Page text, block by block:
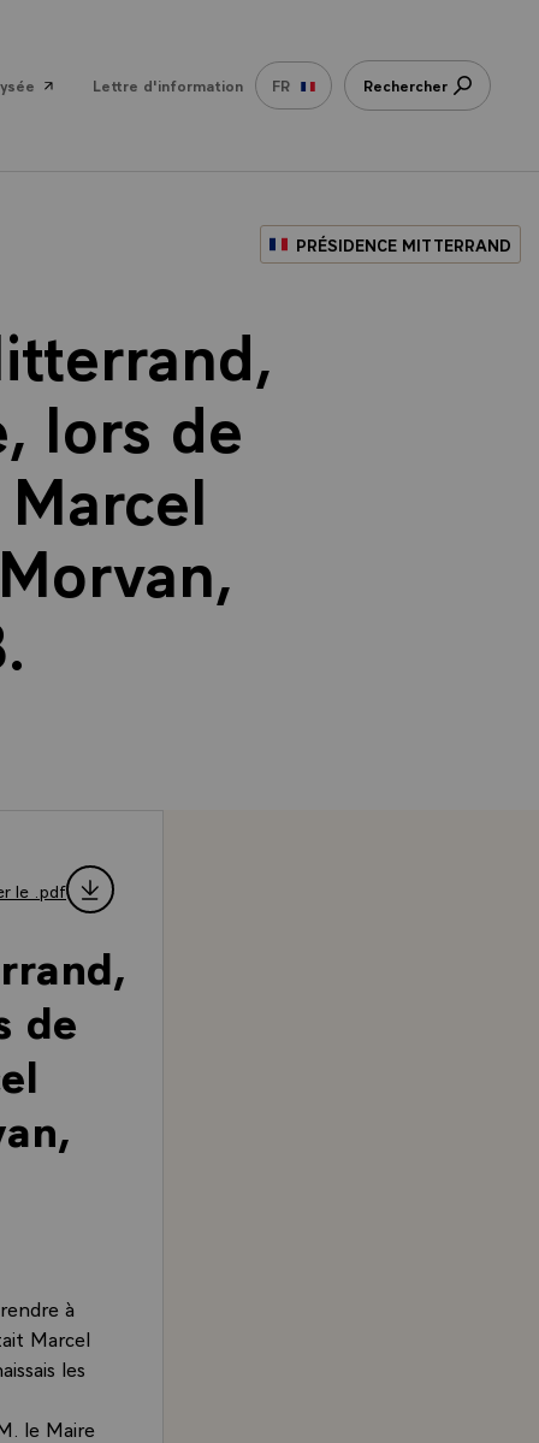
Lettre d'information FR Rechercher
PRÉSIDENCE MITTERRAND
lors de
le .pdf
de
à
Marcel
les
le Maire